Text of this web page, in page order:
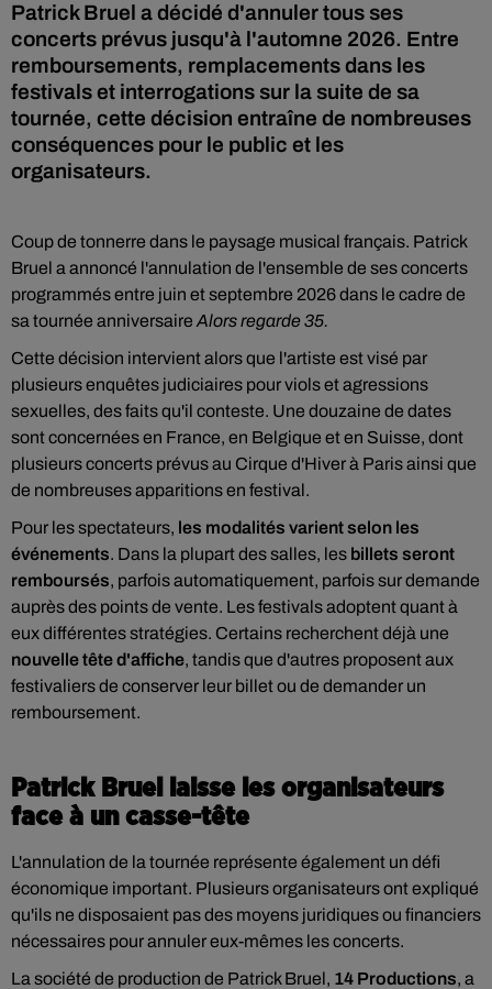
Patrick Bruel a décidé d'annuler tous ses
concerts prévus jusqu'à l'automne 2026. Entre
remboursements, remplacements dans les
festivals et interrogations sur la suite de sa
tournée, cette décision entraîne de nombreuses
conséquences pour le public et les
organisateurs.
Coup de tonnerre dans le paysage musical français. Patrick
Bruel a annoncé l'annulation de l'ensemble de ses concerts
programmés entre juin et septembre 2026 dans le cadre de
sa tournée anniversaire Alors regarde 35.
Cette décision intervient alors que l'artiste est visé par
plusieurs enquêtes judiciaires pour viols et agressions
sexuelles, des faits qu'il conteste. Une douzaine de dates
sont concernées en France, en Belgique et en Suisse, dont
plusieurs concerts prévus au Cirque d'Hiver à Paris ainsi que
de nombreuses apparitions en festival.
Pour les spectateurs, les modalités varient selon les
événements. Dans la plupart des salles, les billets seront
remboursés, parfois automatiquement, parfois sur demande
auprès des points de vente. Les festivals adoptent quant à
eux différentes stratégies. Certains recherchent déjà une
nouvelle tête d'affiche, tandis que d'autres proposent aux
festivaliers de conserver leur billet ou de demander un
remboursement.
Patrick Bruel laisse les organisateurs
face à un casse-tête
L'annulation de la tournée représente également un défi
économique important. Plusieurs organisateurs ont expliqué
qu'ils ne disposaient pas des moyens juridiques ou financiers
nécessaires pour annuler eux-mêmes les concerts.
La société de production de Patrick Bruel, 14 Productions, a